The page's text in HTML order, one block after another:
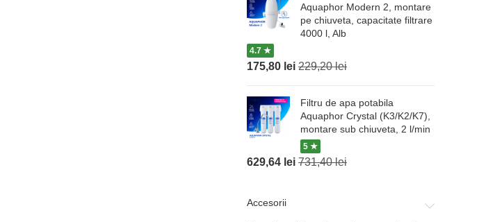
Aquaphor Modern 2, montare
pe chiuveta, capacitate filtrare
4000 l, Alb
4.7 ★
175,80 lei 229,20lei
Filtru de apa potabila
Aquaphor Crystal (K3/K2/K7),
montare sub chiuveta, 2 l/min
5 ★
629,64 lei 731,40lei
Accesorii